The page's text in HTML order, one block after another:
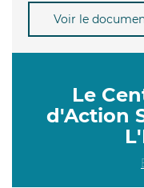
Voir le
Le
d'Action